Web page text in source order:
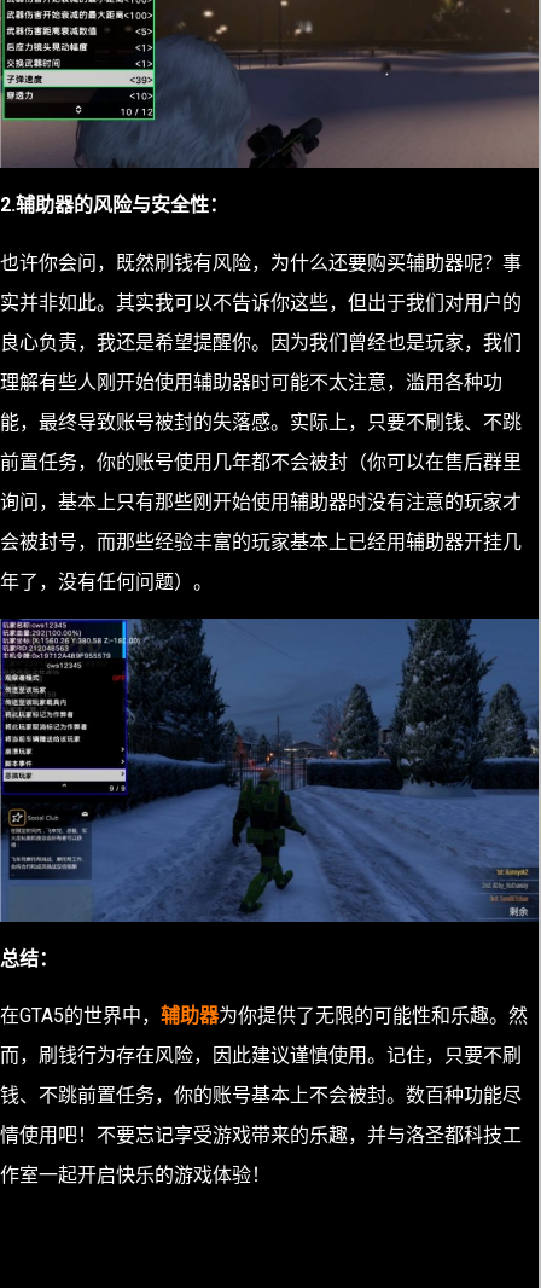
2.辅助器的风险与安全性：
也许你会问，既然刷钱有风险，为什么还要购买辅助器呢？事
实并非如此。其实我可以不告诉你这些，但出于我们对用户的
良心负责，我还是希望提醒你。因为我们曾经也是玩家，我们
理解有些人刚开始使用辅助器时可能不太注意，滥用各种功
能，最终导致账号被封的失落感。实际上，只要不刷钱、不跳
前置任务，你的账号使用几年都不会被封（你可以在售后群里
询问，基本上只有那些刚开始使用辅助器时没有注意的玩家才
会被封号，而那些经验丰富的玩家基本上已经用辅助器开挂几
年了，没有任何问题）。
总结：
在GTA5的世界中， 辅助器为你提供了无限的可能性和乐趣。然
而，刷钱行为存在风险，因此建议谨慎使用。记住，只要不刷
钱、不跳前置任务，你的账号基本上不会被封。数百种功能尽
情使用吧！不要忘记享受游戏带来的乐趣，并与洛圣都科技工
作室一起开启快乐的游戏体验！